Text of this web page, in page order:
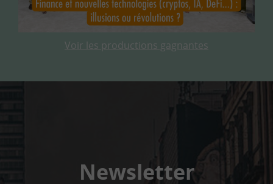
Voir les productions gagnantes
Newsletter